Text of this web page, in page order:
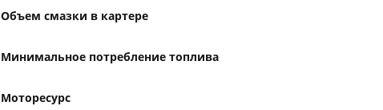
Объем смазки в картере
Минимальное потребление топлива
Моторесурс